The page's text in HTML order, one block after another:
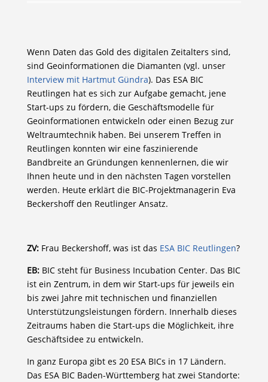
Wenn Daten das Gold des digitalen Zeitalters sind,
sind Geoinformationen die Diamanten (vgl. unser
Interview mit Hartmut Gündra). Das ESA BIC
Reutlingen hat es sich zur Aufgabe gemacht, jene
Start-ups zu fördern, die Geschäftsmodelle für
Geoinformationen entwickeln oder einen Bezug zur
Weltraumtechnik haben. Bei unserem Treffen in
Reutlingen konnten wir eine faszinierende
Bandbreite an Gründungen kennenlernen, die wir
Ihnen heute und in den nächsten Tagen vorstellen
werden. Heute erklärt die BIC-Projektmanagerin Eva
Beckershoff den Reutlinger Ansatz.
ZV: Frau Beckershoff, was ist das ESA BIC Reutlingen?
EB: BIC steht für Business Incubation Center. Das BIC
ist ein Zentrum, in dem wir Start-ups für jeweils ein
bis zwei Jahre mit technischen und finanziellen
Unterstützungsleistungen fördern. Innerhalb dieses
Zeitraums haben die Start-ups die Möglichkeit, ihre
Geschäftsidee zu entwickeln.
In ganz Europa gibt es 20 ESA BICs in 17 Ländern.
Das ESA BIC Baden-Württemberg hat zwei Standorte: